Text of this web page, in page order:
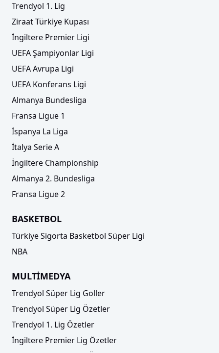
Trendyol 1. Lig
Ziraat Türkiye Kupası
İngiltere Premier Ligi
UEFA Şampiyonlar Ligi
UEFA Avrupa Ligi
UEFA Konferans Ligi
Almanya Bundesliga
Fransa Ligue 1
İspanya La Liga
İtalya Serie A
İngiltere Championship
Almanya 2. Bundesliga
Fransa Ligue 2
BASKETBOL
Türkiye Sigorta Basketbol Süper Ligi
NBA
MULTİMEDYA
Trendyol Süper Lig Goller
Trendyol Süper Lig Özetler
Trendyol 1. Lig Özetler
İngiltere Premier Lig Özetler